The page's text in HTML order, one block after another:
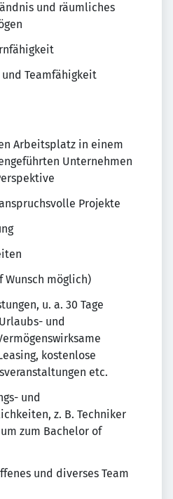
und räumliches
Teamfähigkeit
Arbeitsplatz in einem
Unternehmen
Projekte
Wunsch möglich)
u. a. 30 Tage
und
kostenlose
etc.
und
z. B. Techniker
zum Bachelor of
und diverses Team